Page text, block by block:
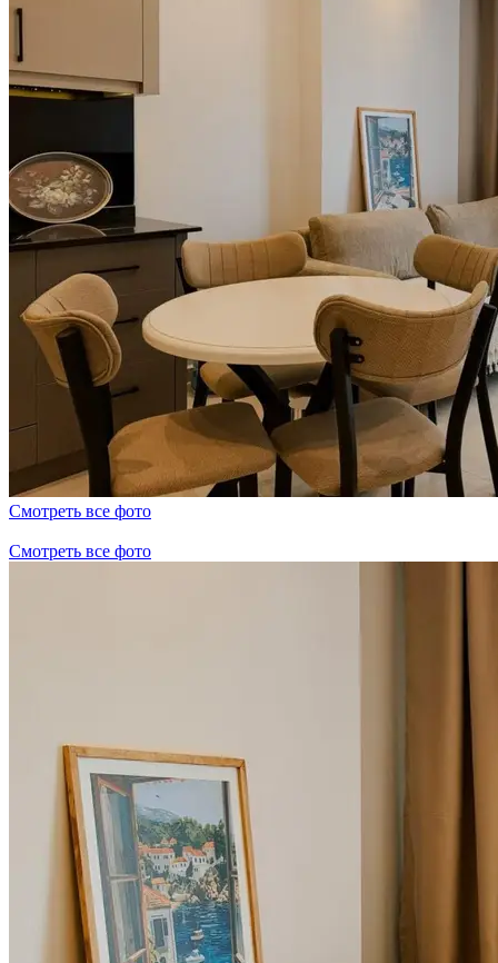
Смотреть все фото
Смотреть все фото